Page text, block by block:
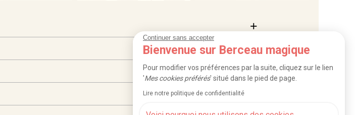
Continuer sans accepter
Bienvenue sur Berceau magique
Pour modifier vos préférences par la suite, cliquez sur le lien
'Mes cookies préférés' situé dans le pied de page.
Lire notre politique de confidentialité